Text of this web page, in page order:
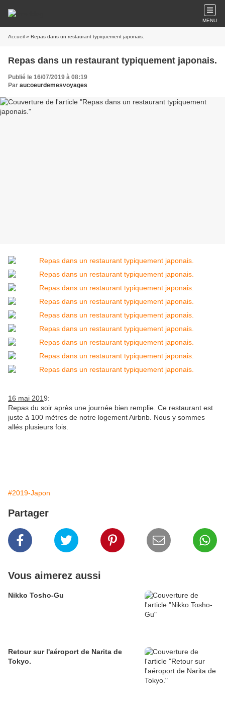
MENU
Accueil » Repas dans un restaurant typiquement japonais.
Repas dans un restaurant typiquement japonais.
Publié le 16/07/2019 à 08:19
Par aucoeurdemesvoyages
16 mai 2019:
Repas du soir après une journée bien remplie. Ce restaurant est
juste à 100 mètres de notre logement Airbnb. Nous y sommes
allés plusieurs fois.
#2019-Japon
Partager
Vous aimerez aussi
Nikko Tosho-Gu
Retour sur l'aéroport de Narita de
Tokyo.